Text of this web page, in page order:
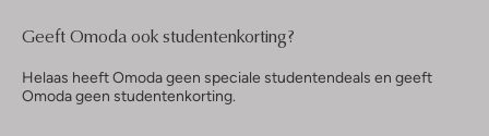
Geeft Omoda ook studentenkorting?
Helaas heeft Omoda geen speciale studentendeals en geeft
Omoda geen studentenkorting.